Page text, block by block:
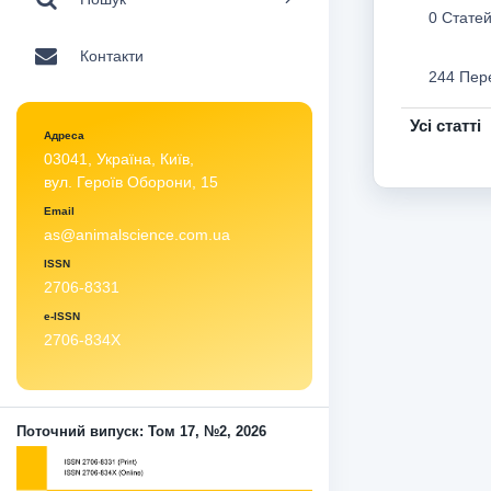
Контакти
Адреса
03041, Україна, Київ,
вул. Героїв Оборони, 15
Email
as@animalscience.com.ua
ISSN
2706-8331
e-ISSN
2706-834X
Поточний випуск: Том 17, №2, 2026
0 Статей
244
Усі статті